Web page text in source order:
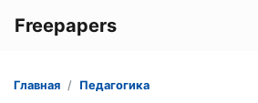
Freepapers
Главная Педагогика